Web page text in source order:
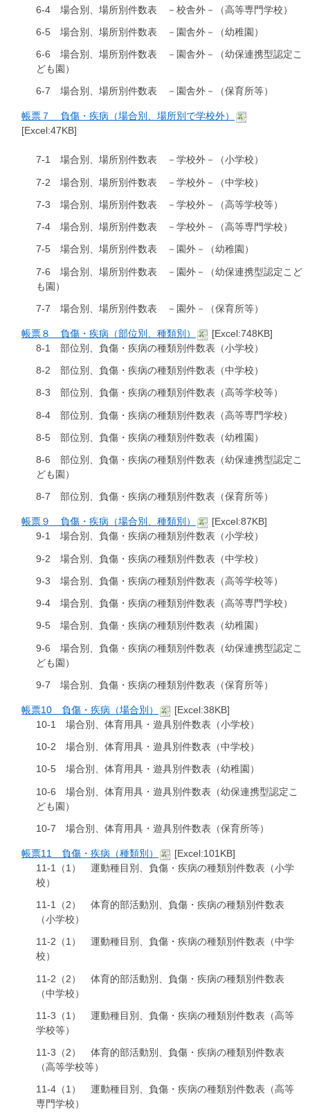
6-4 場合別、場所別件数表 －校舎外－（高等専門学校）
6-5 場合別、場所別件数表 －園舎外－（幼稚園）
6-6 場合別、場所別件数表 －園舎外－（幼保連携型認定こ
ども園）
6-7 場合別、場所別件数表 －園舎外－（保育所等）
帳票７ 負傷・疾病（場合別、場所別で学校外）
[Excel:47KB]
7-1 場合別、場所別件数表 －学校外－（小学校）
7-2 場合別、場所別件数表 －学校外－（中学校）
7-3 場合別、場所別件数表 －学校外－（高等学校等）
7-4 場合別、場所別件数表 －学校外－（高等専門学校）
7-5 場合別、場所別件数表 －園外－（幼稚園）
7-6 場合別、場所別件数表 －園外－（幼保連携型認定こど
も園）
7-7 場合別、場所別件数表 －園外－（保育所等）
帳票８ 負傷・疾病（部位別、種類別）
[Excel:748KB]
8-1 部位別、負傷・疾病の種類別件数表（小学校）
8-2 部位別、負傷・疾病の種類別件数表（中学校）
8-3 部位別、負傷・疾病の種類別件数表（高等学校等）
8-4 部位別、負傷・疾病の種類別件数表（高等専門学校）
8-5 部位別、負傷・疾病の種類別件数表（幼稚園）
8-6 部位別、負傷・疾病の種類別件数表（幼保連携型認定こ
ども園）
8-7 部位別、負傷・疾病の種類別件数表（保育所等）
帳票９ 負傷・疾病（場合別、種類別）
[Excel:87KB]
9-1 場合別、負傷・疾病の種類別件数表（小学校）
9-2 場合別、負傷・疾病の種類別件数表（中学校）
9-3 場合別、負傷・疾病の種類別件数表（高等学校等）
9-4 場合別、負傷・疾病の種類別件数表（高等専門学校）
9-5 場合別、負傷・疾病の種類別件数表（幼稚園）
9-6 場合別、負傷・疾病の種類別件数表（幼保連携型認定こ
ども園）
9-7 場合別、負傷・疾病の種類別件数表（保育所等）
帳票10 負傷・疾病（場合別）
[Excel:38KB]
10-1 場合別、体育用具・遊具別件数表（小学校）
10-2 場合別、体育用具・遊具別件数表（中学校）
10-5 場合別、体育用具・遊具別件数表（幼稚園）
10-6 場合別、体育用具・遊具別件数表（幼保連携型認定こ
ども園）
10-7 場合別、体育用具・遊具別件数表（保育所等）
帳票11 負傷・疾病（種類別）
[Excel:101KB]
11-1（1） 運動種目別、負傷・疾病の種類別件数表（小学
校）
11-1（2） 体育的部活動別、負傷・疾病の種類別件数表
（小学校）
11-2（1） 運動種目別、負傷・疾病の種類別件数表（中学
校）
11-2（2） 体育的部活動別、負傷・疾病の種類別件数表
（中学校）
11-3（1） 運動種目別、負傷・疾病の種類別件数表（高等
学校等）
11-3（2） 体育的部活動別、負傷・疾病の種類別件数表
（高等学校等）
11-4（1） 運動種目別、負傷・疾病の種類別件数表（高等
専門学校）